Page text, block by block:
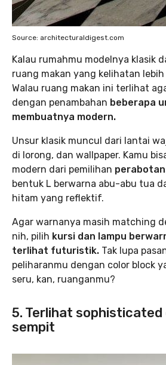
Source: architecturaldigest.com
Kalau rumahmu modelnya klasik
ruang makan yang kelihatan lebih
Walau ruang makan ini terlihat
dengan penambahan beberapa
membuatnya modern.
Unsur klasik muncul dari lantai
di lorong, dan wallpaper. Kamu
modern dari pemilihan
bentuk L berwarna abu-abu tua
hitam yang reflektif.
Agar warnanya masih matching
nih, pilih kursi dan lampu
terlihat futuristik. Tak lupa
peliharanmu dengan color block
seru, kan, ruanganmu?
5. Terlihat sophisticated
sempit